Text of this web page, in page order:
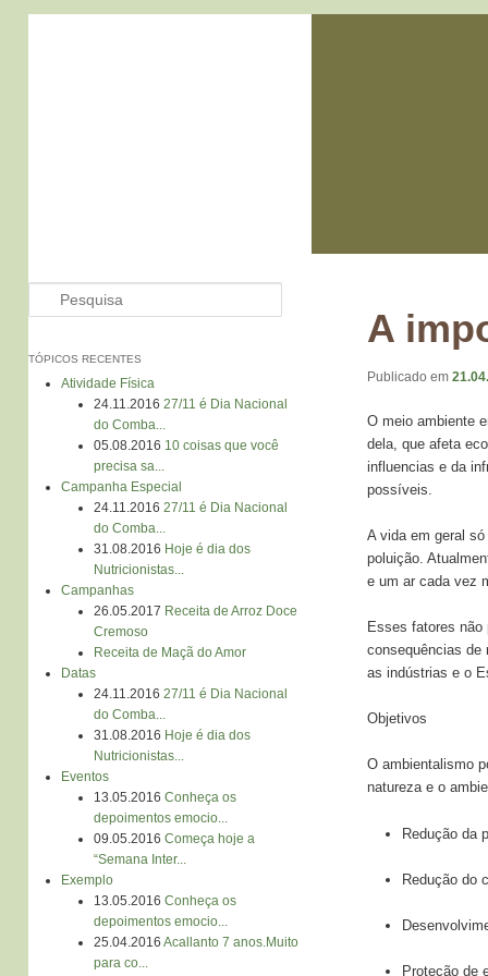
Pesquisa
TÓPICOS RECENTES
Atividade Física
24.11.2016 27/11 é Dia Nacional
do Comba...
05.08.2016 10 coisas que você
precisa sa...
Campanha Especial
24.11.2016 27/11 é Dia Nacional
do Comba...
31.08.2016 Hoje é dia dos
Nutricionistas...
Campanhas
26.05.2017 Receita de Arroz Doce
Cremoso
Receita de Maçã do Amor
Datas
24.11.2016 27/11 é Dia Nacional
do Comba...
31.08.2016 Hoje é dia dos
Nutricionistas...
Eventos
13.05.2016 Conheça os
depoimentos emocio...
09.05.2016 Começa hoje a
“Semana Inter...
Exemplo
13.05.2016 Conheça os
depoimentos emocio...
25.04.2016 Acallanto 7 anos.Muito
para co...
A
Publicado em
O meio ambiente
dela, que afeta
influencias e da
possíveis.
A vida em geral
poluição.
e um ar cada vez
Esses fatores
consequências de
as indústrias e o
Objetivos
O ambientalismo
natureza e o
Redução da
Redução do
Proteção de